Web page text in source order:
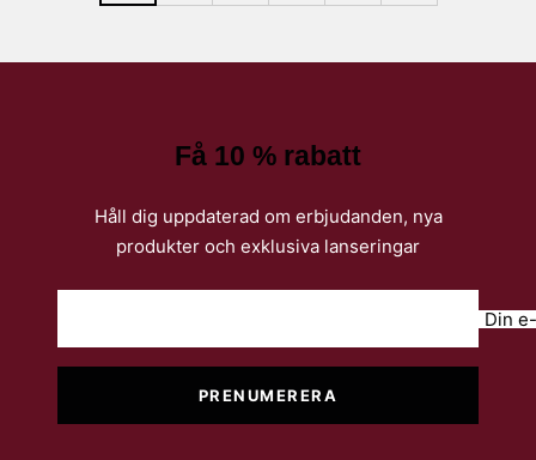
Få 10 % rabatt
Håll dig uppdaterad om erbjudanden, nya
produkter och exklusiva lanseringar
Din
PRENUMERERA